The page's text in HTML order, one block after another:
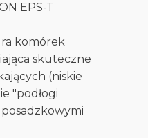
EPS-T
komórek
skuteczne
(niskie
"podłogi